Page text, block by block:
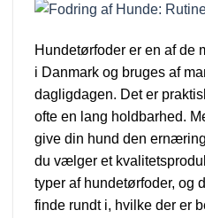
Hundetørfoder er en af de
i Danmark og bruges af
dagligdagen. Det er
ofte en lang holdbarhed.
give din hund den
du vælger et
typer af hundetørfoder, og
finde rundt i, hvilke der er